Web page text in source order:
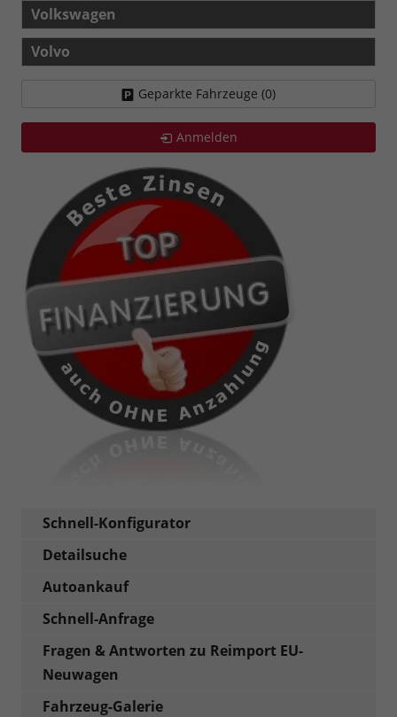
Volkswagen
Volvo
Geparkte Fahrzeuge (0)
Anmelden
Schnell-Konfigurator
Detailsuche
Autoankauf
Schnell-Anfrage
Fragen & Antworten zu Reimport EU-
Neuwagen
Fahrzeug-Galerie